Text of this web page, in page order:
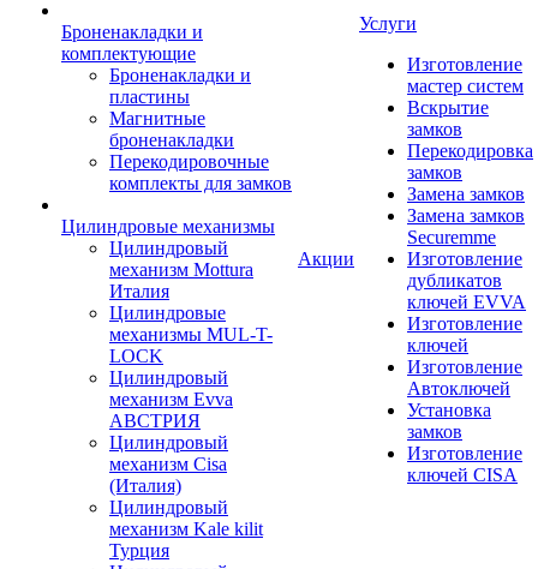
Броненакладки и
комплектующие
Броненакладки и
пластины
Магнитные
броненакладки
Перекодировочные
комплекты для замков
Цилиндровые механизмы
Цилиндровый
механизм Mottura
Италия
Цилиндровые
механизмы MUL-T-
LOCK
Цилиндровый
механизм Evva
АВСТРИЯ
Цилиндровый
механизм Cisa
(Италия)
Цилиндровый
механизм Kale kilit
Турция
Акции
Услуги
Изготовление
мастер систем
Вскрытие
замков
Перекодировка
замков
Замена замков
Замена замков
Securemme
Изготовление
дубликатов
ключей EVVA
Изготовление
ключей
Изготовление
Автоключей
Установка
замков
Изготовление
ключей CISA